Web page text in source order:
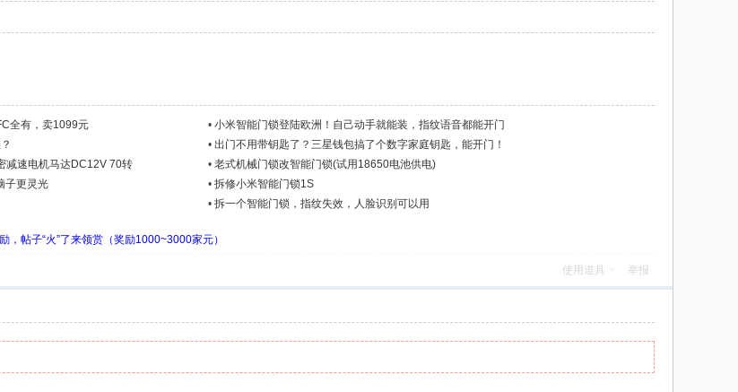
全有，卖1099元 • 小米智能门锁登陆欧洲！自己动手就能装，指纹语音都能开门
• 出门不用带钥匙了？三星钱包搞了个数字家庭钥匙，能开门！
减速电机马达DC12V 70转 • 老式机械门锁改智能门锁(试用18650电池供电)
子更灵光 • 拆修小米智能门锁1S
• 拆一个智能门锁，指纹失效，人脸识别可以用
帖子“火”了来领赏（奖励1000~3000家元）
使用道具 举报